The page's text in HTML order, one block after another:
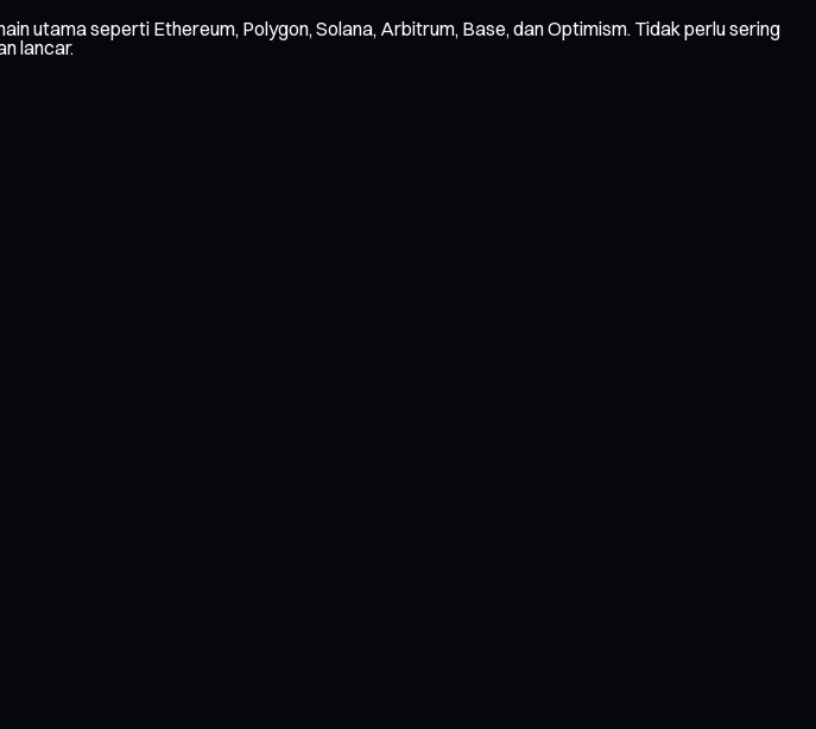
utama seperti Ethereum, Polygon, Solana, Arbitrum, Base, dan Optimism. Tidak perlu sering
lancar.